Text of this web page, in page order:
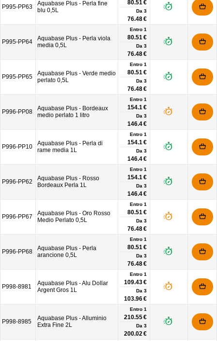
P995-PP63
Aquabase Plus - Perla fine
blu 0,5L
80.51 €
Da 3
76.48 €
P995-PP64
Aquabase Plus - Perla viola
media 0,5L
Entro 1
80.51 €
Da 3
76.48 €
P995-PP65
Aquabase Plus - Verde medio
perlato 0,5L
Entro 1
80.51 €
Da 3
76.48 €
P996-PP08
Aquabase Plus - Bordeaux
medio perlato 1 litro
Entro 1
154.1 €
Da 3
146.4 €
P996-PP10
Aquabase Plus - Perla di
rame media 1L
Entro 1
154.1 €
Da 3
146.4 €
P996-PP62
Aquabase Plus - Rosso
Bordeaux Perla 1L
Entro 1
154.1 €
Da 3
146.4 €
P996-PP67
Aquabase Plus - Oro Rosso
Medio Perlato 0,5L
Entro 1
80.51 €
Da 3
76.48 €
P996-PP68
Aquabase Plus - Perla
arancione 0,5L
Entro 1
80.51 €
Da 3
76.48 €
P998-8981
Aquabase Plus - Alu Dollar
Argent Gros 1L
Entro 1
109.43 €
Da 3
103.96 €
P998-8985
Aquabase Plus - Alluminio
Extra Fine 2L
Entro 1
210.55 €
Da 3
200.02 €